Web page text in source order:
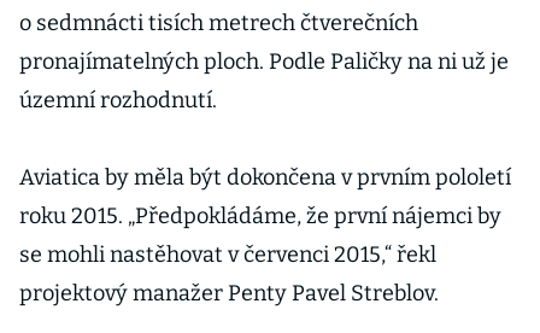
o sedmnácti tisích metrech čtverečních
pronajímatelných ploch. Podle Paličky na ni už je
územní rozhodnutí.
Aviatica by měla být dokončena v prvním pololetí
roku 2015. „Předpokládáme, že první nájemci by
se mohli nastěhovat v červenci 2015,“ řekl
projektový manažer Penty Pavel Streblov.